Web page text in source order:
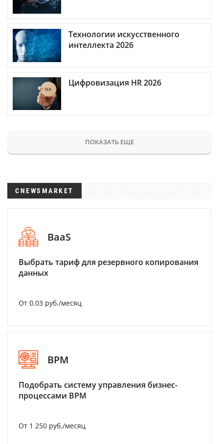
Технологии искусственного
интеллекта 2026
Цифровизация HR 2026
ПОКАЗАТЬ ЕЩЕ
CNEWSMARKET
BaaS
Выбрать тариф для резервного копирования
данных
От 0.03 руб./месяц
BPM
Подобрать систему управления бизнес-
процессами BPM
От 1 250 руб./месяц